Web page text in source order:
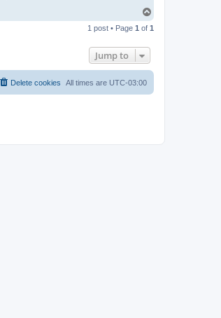
p
1 post • Page 1 of 1
Jump to
All times are UTC-03:00
Delete cookies